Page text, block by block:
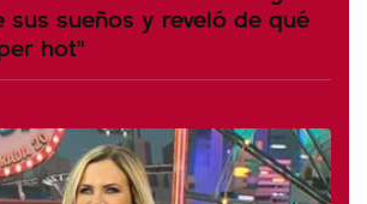
sueños y reveló de qué
hot"